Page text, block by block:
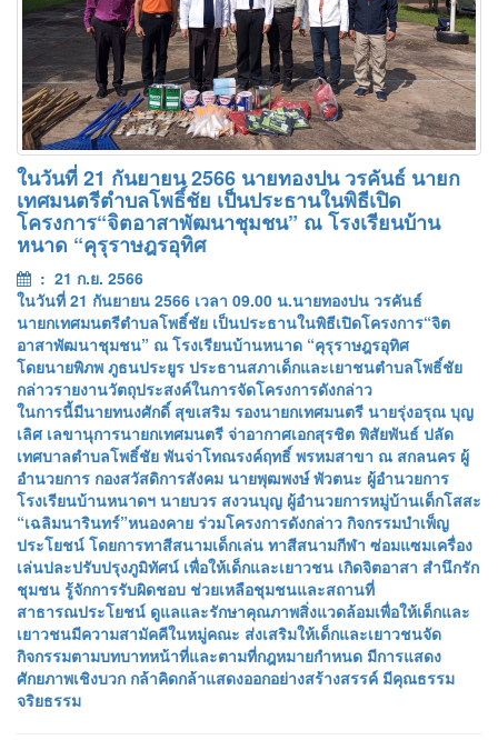
ในวันที่ 21 กันยายน 2566 นายทองปน วรคันธ์ นายก
เทศมนตรีตำบลโพธิ์ชัย เป็นประธานในพิธีเปิด
โครงการ“จิตอาสาพัฒนาชุมชน” ณ โรงเรียนบ้าน
หนาด “คุรุราษฎรอุทิศ
: 21 ก.ย. 2566
ในวันที่ 21 กันยายน 2566 เวลา 09.00 น.นายทองปน วรคันธ์
นายกเทศมนตรีตำบลโพธิ์ชัย เป็นประธานในพิธีเปิดโครงการ“จิต
อาสาพัฒนาชุมชน” ณ โรงเรียนบ้านหนาด “คุรุราษฎรอุทิศ
โดยนายพิภพ ภูธนประยูร ประธานสภาเด็กและเยาชนตำบลโพธิ์ชัย
กล่าวรายงานวัตถุประสงค์ในการจัดโครงการดังกล่าว
ในการนี้มีนายทนงศักดิ์ สุขเสริม รองนายกเทศมนตรี นายรุ่งอรุณ บุญ
เลิศ เลขานุการนายกเทศมนตรี จ่าอากาศเอกสุรชิต พิสัยพันธ์ ปลัด
เทศบาลตำบลโพธิ์ชัย พันจ่าโทณรงค์ฤทธิ์ พรหมสาขา ณ สกลนคร ผู้
อำนวยการ กองสวัสดิการสังคม นายพุฒพงษ์ พัวตนะ ผู้อำนวยการ
โรงเรียนบ้านหนาดฯ นายบวร สงวนบุญ ผู้อำนวยการหมู่บ้านเด็กโสสะ
“เฉลิมนารินทร์”หนองคาย ร่วมโครงการดังกล่าว กิจกรรมบำเพ็ญ
ประโยชน์ โดยการทาสีสนามเด็กเล่น ทาสีสนามกีฬา ซ่อมแซมเครื่อง
เล่นปละปรับปรุงภูมิทัศน์ เพื่อให้เด็กและเยาวชน เกิดจิตอาสา สำนึกรัก
ชุมชน รู้จักการรับผิดชอบ ช่วยเหลือชุมชนและสถานที่
สาธารณประโยชน์ ดูแลและรักษาคุณภาพสิ่งแวดล้อมเพื่อให้เด็กและ
เยาวชนมีความสามัคคีในหมู่คณะ ส่งเสริมให้เด็กและเยาวชนจัด
กิจกรรมตามบทบาทหน้าที่และตามที่กฎหมายกำหนด มีการแสดง
ศักยภาพเชิงบวก กล้าคิดกล้าแสดงออกอย่างสร้างสรรค์ มีคุณธรรม
จริยธรรม